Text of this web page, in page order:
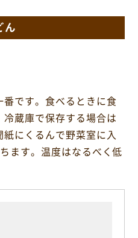
ん
です。食べるときに食
蔵庫で保存する場合は
にくるんで野菜室に入
ます。温度はなるべく低